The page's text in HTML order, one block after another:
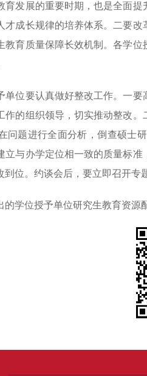
展的重要时期，也是全面提
才成长规律的培养体系。二要
教育质量保障长效机制。各学
要认真做好整改工作。一要
作的组织领导，切实推动整改
问题进行全面分析，倒查硕士
立与办学定位相一致的质量标
位。约谈会后，要立即召开专
位授予单位研究生教育资源配